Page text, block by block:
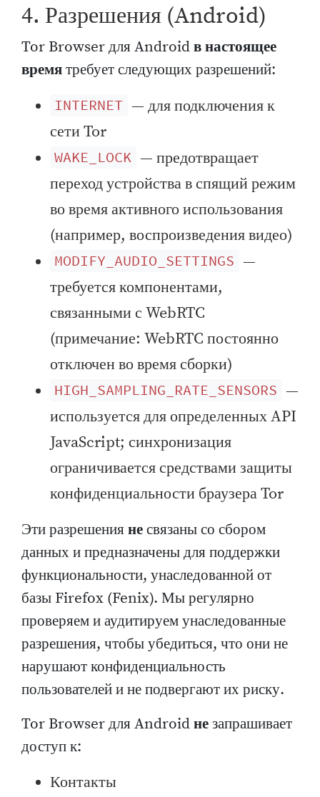
4. Разрешения (Android)
Tor Browser для Androidв настоящее
времятребует следующих разрешений:
INTERNET — для подключения к
сети Tor
WAKE_LOCK — предотвращает
переход устройства в спящий режим
во время активного использования
(например, воспроизведения видео)
MODIFY_AUDIO_SETTINGS —
требуется компонентами,
связанными с WebRTC
(примечание: WebRTC постоянно
отключен во время сборки)
HIGH_SAMPLING_RATE_SENSORS —
используется для определенных API
JavaScript; синхронизация
ограничивается средствами защиты
конфиденциальности браузера Tor
Эти разрешениянесвязаны со сбором
данных и предназначены для поддержки
функциональности, унаследованной от
базы Firefox (Fenix). Мы регулярно
проверяем и аудитируем унаследованные
разрешения, чтобы убедиться, что они не
нарушают конфиденциальность
пользователей и не подвергают их риску.
Tor Browser для Androidнезапрашивает
доступ к:
Контакты